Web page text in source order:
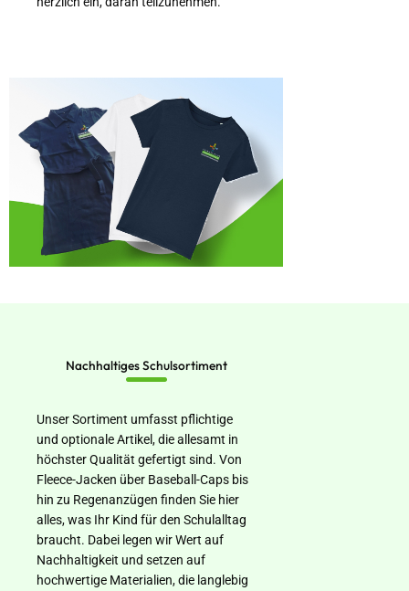
Nachhaltiges Schulsortiment
Unser Sortiment umfasst pflichtige
und optionale Artikel, die allesamt in
höchster Qualität gefertigt sind. Von
Fleece-Jacken über Baseball-Caps bis
hin zu Regenanzügen finden Sie hier
alles, was Ihr Kind für den Schulalltag
braucht. Dabei legen wir Wert auf
Nachhaltigkeit und setzen auf
hochwertige Materialien, die langlebig